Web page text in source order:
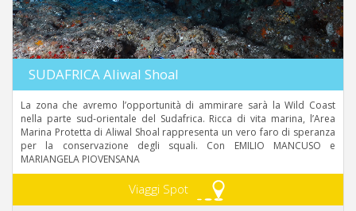
SUDAFRICA Aliwal Shoal
La zona che avremo l’opportunità di ammirare sarà la Wild Coast
nella parte sud-orientale del Sudafrica. Ricca di vita marina, l’Area
Marina Protetta di Aliwal Shoal rappresenta un vero faro di speranza
per la conservazione degli squali. Con EMILIO MANCUSO e
MARIANGELA PIOVENSANA
Viaggi Spot